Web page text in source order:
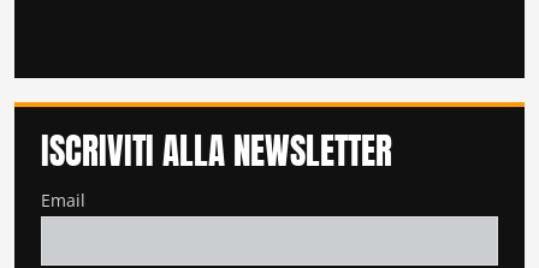
ISCRIVITI ALLA NEWSLETTER
Email